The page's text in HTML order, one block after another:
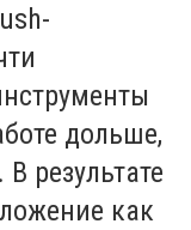
дольше,
результате
как